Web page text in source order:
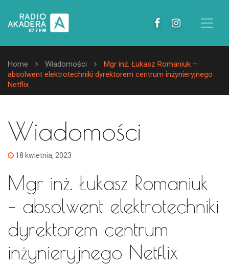
Home Wiadomości
Mgr inż. Łukasz Romaniuk –
absolwent elektrotechniki dyrektorem centrum inżynieryjnego
Netflix
Wiadomości
18 kwietnia, 2023
Mgr inż. Łukasz Romaniuk
– absolwent elektrotechniki
dyrektorem centrum
inżynieryjnego Netflix